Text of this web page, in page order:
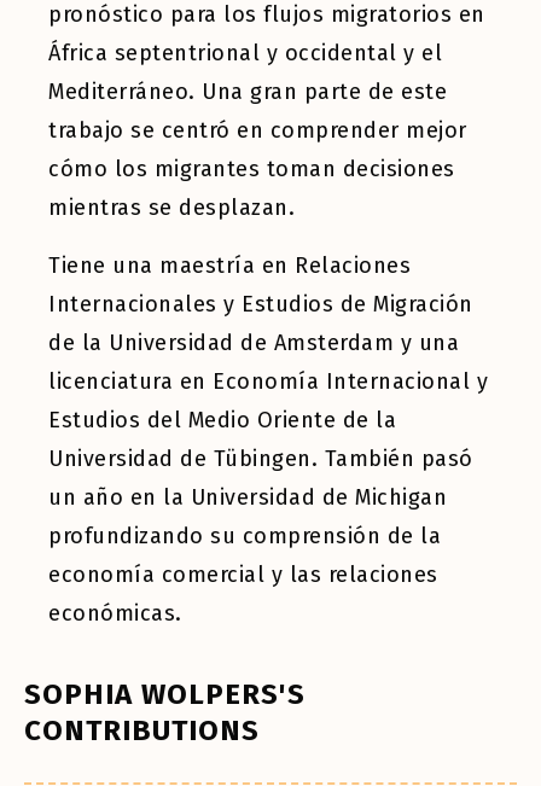
pronóstico para los flujos migratorios en
África septentrional y occidental y el
Mediterráneo. Una gran parte de este
trabajo se centró en comprender mejor
cómo los migrantes toman decisiones
mientras se desplazan.
Tiene una maestría en Relaciones
Internacionales y Estudios de Migración
de la Universidad de Amsterdam y una
licenciatura en Economía Internacional y
Estudios del Medio Oriente de la
Universidad de Tübingen. También pasó
un año en la Universidad de Michigan
profundizando su comprensión de la
economía comercial y las relaciones
económicas.
SOPHIA WOLPERS'S
CONTRIBUTIONS